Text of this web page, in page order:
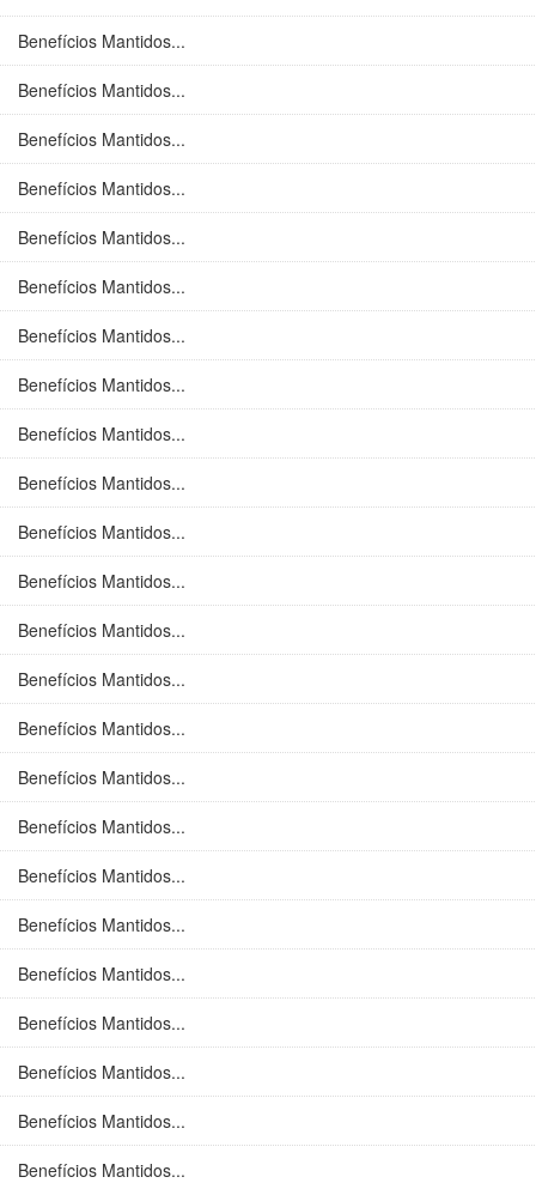
Benefícios Mantidos...
Benefícios Mantidos...
Benefícios Mantidos...
Benefícios Mantidos...
Benefícios Mantidos...
Benefícios Mantidos...
Benefícios Mantidos...
Benefícios Mantidos...
Benefícios Mantidos...
Benefícios Mantidos...
Benefícios Mantidos...
Benefícios Mantidos...
Benefícios Mantidos...
Benefícios Mantidos...
Benefícios Mantidos...
Benefícios Mantidos...
Benefícios Mantidos...
Benefícios Mantidos...
Benefícios Mantidos...
Benefícios Mantidos...
Benefícios Mantidos...
Benefícios Mantidos...
Benefícios Mantidos...
Benefícios Mantidos...